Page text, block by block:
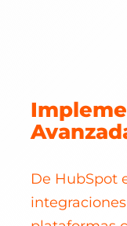
De HubSpot